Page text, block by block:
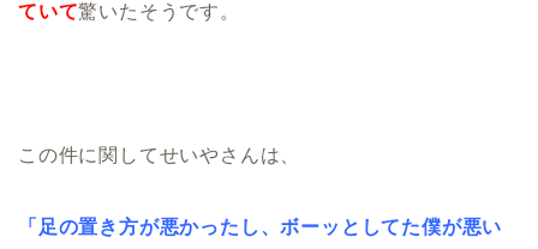
ていて驚いたそうです。
この件に関してせいやさんは、
「足の置き方が悪かったし、ボーッとしてた僕が悪い